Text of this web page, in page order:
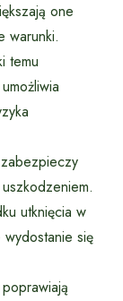
one
warunki.
temu
utknięcia w
wydostanie się